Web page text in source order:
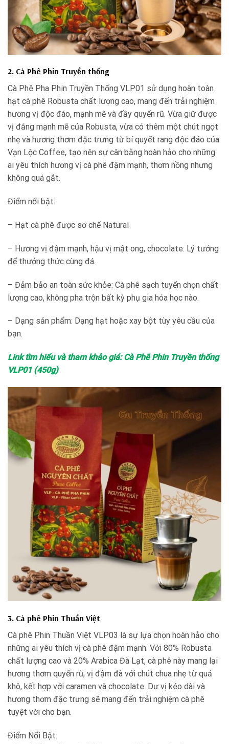
2. Cà Phê Phin Truyền thống
Cà Phê Pha Phin Truyền Thống VLP01 sử dụng hoàn toàn
hạt cà phê Robusta chất lượng cao, mang đến trải nghiệm
hương vị độc đáo, mạnh mẽ và đầy quyến rũ. Vừa giữ được
vị đắng mạnh mẽ của Robusta, vừa có thêm một chút ngọt
nhẹ và hương thơm đặc trưng từ bí quyết rang độc đáo của
Vạn Lộc Coffee, tạo nên sự cân bằng hoàn hảo cho những
ai yêu thích hương vị cà phê đậm mạnh, thơm nồng nhưng
không quá gắt.
Điểm nổi bật:
– Hạt cà phê được sơ chế Natural
– Hương vị đậm mạnh, hậu vị mật ong, chocolate: Lý tưởng
để thưởng thức cùng đá.
– Đảm bảo an toàn sức khỏe: Cà phê sạch tuyển chọn chất
lượng cao, không pha trộn bất kỳ phụ gia hóa học nào.
– Dạng sản phẩm: Dạng hạt hoặc xay bột tùy yêu cầu của
bạn.
Link tìm hiểu và tham khảo giá: Cà Phê Phin Truyền thống
VLP01 (450g)
3. Cà phê Phin Thuần Việt
Cà phê Phin Thuần Việt VLP03 là sự lựa chọn hoàn hảo cho
những ai yêu thích vị cà phê đậm mạnh. Với 80% Robusta
chất lượng cao và 20% Arabica Đà Lạt, cà phê này mang lại
hương thơm quyến rũ, vị đậm đà với chút chua nhẹ từ quả
khô, kết hợp với caramen và chocolate. Dư vị kéo dài và
hương thơm đặc trưng sẽ mang đến trải nghiệm cà phê
tuyệt vời cho bạn.
Điểm Nổi Bật: